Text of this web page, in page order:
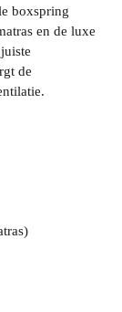
boxspring
en de luxe
de